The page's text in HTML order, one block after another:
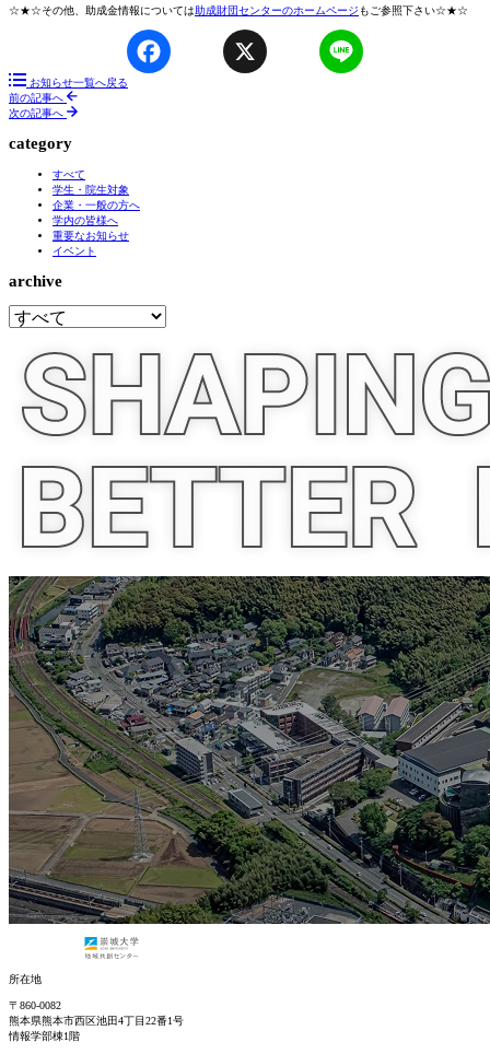
☆★☆その他、助成金情報については助成財団センターのホームページ もご参照下さい☆★☆
お知らせ一覧へ戻る
前の記事へ
次の記事へ
category
すべて
学生・院生対象
企業・一般の方へ
学内の皆様へ
重要なお知らせ
イベント
archive
所在地
〒860-0082
熊本県熊本市西区池田4丁目22番1号
情報学部棟1階